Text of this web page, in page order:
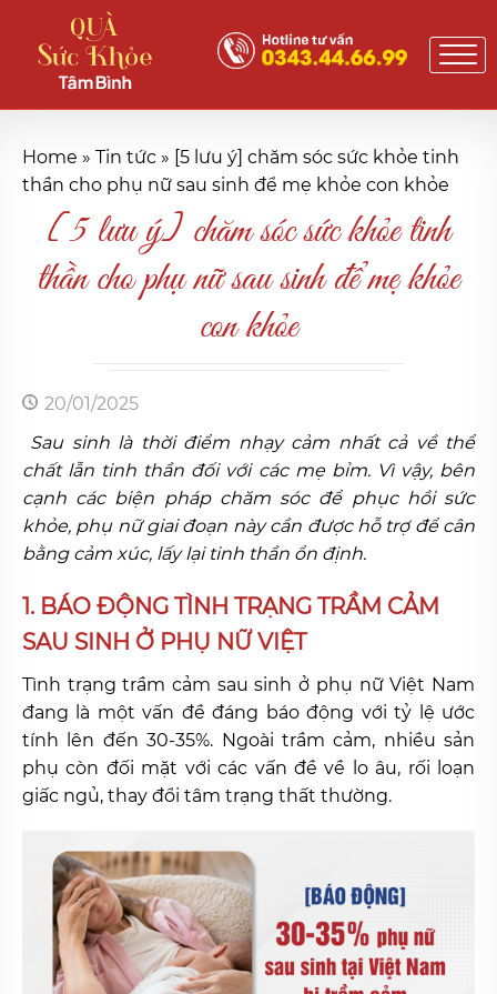
Home » Tin tức » [5 lưu ý] chăm sóc sức khỏe tinh
thần cho phụ nữ sau sinh để mẹ khỏe con khỏe
[5 lưu ý] chăm sóc sức khỏe tinh
thần cho phụ nữ sau sinh để mẹ khỏe
con khỏe
20/01/2025
Sau sinh là thời điểm nhạy cảm nhất cả về thể
chất lẫn tinh thần đối với các mẹ bỉm. Vì vậy, bên
cạnh các biện pháp chăm sóc để phục hồi sức
khỏe, phụ nữ giai đoạn này cần được hỗ trợ để cân
bằng cảm xúc, lấy lại tinh thần ổn định.
1. BÁO ĐỘNG TÌNH TRẠNG TRẦM CẢM
SAU SINH Ở PHỤ NỮ VIỆT
Tình trạng trầm cảm sau sinh ở phụ nữ Việt Nam
đang là một vấn đề đáng báo động với tỷ lệ ước
tính lên đến 30-35%. Ngoài trầm cảm, nhiều sản
phụ còn đối mặt với các vấn đề về lo âu, rối loạn
giấc ngủ, thay đổi tâm trạng thất thường.